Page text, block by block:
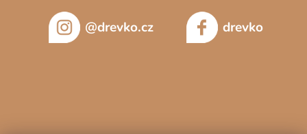
@drevko.cz drevko